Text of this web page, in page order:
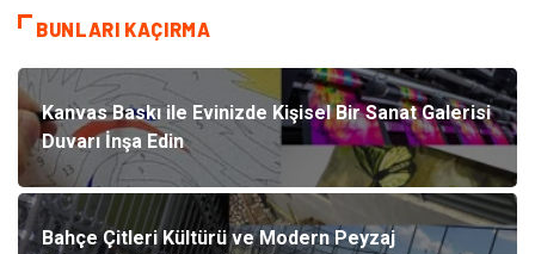
BUNLARI KAÇIRMA
Kanvas Baskı ile Evinizde Kişisel Bir Sanat Galerisi
Duvarı İnşa Edin
Bahçe Çitleri Kültürü ve Modern Peyzaj